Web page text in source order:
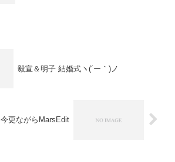
毅宣＆明子 結婚式ヽ(´ー｀)ノ
今更ながらMarsEdit